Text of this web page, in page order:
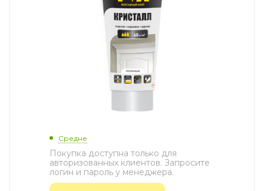
Средне
Покупка доступна только для
авторизованных клиентов. Запросите
логин и пароль у менеджера.